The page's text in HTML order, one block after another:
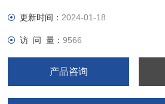
更新时间： 2024-01-18
访 问 量：9566
产品咨询